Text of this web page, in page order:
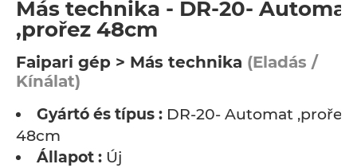
Más technika - DR-20- Automat
,prořez 48cm
Faipari gép > Más technika (Eladás /
Kínálat)
Gyártó és típus : DR-20- Automat ,prořez
48cm
Állapot : Új